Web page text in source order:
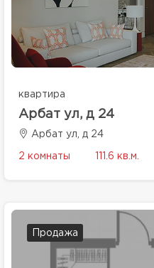
квартира
Арбат ул, д 24
Арбат ул, д 24
2 комнаты 111.6 кв.м.
Продажа